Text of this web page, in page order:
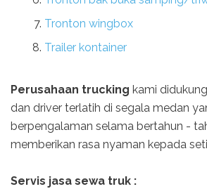
Tronton wingbox
Trailer kontainer
Perusahaan trucking kami
dan driver terlatih di segala medan
berpengalaman selama bertahun -
memberikan rasa nyaman kepada
Servis jasa sewa truk :